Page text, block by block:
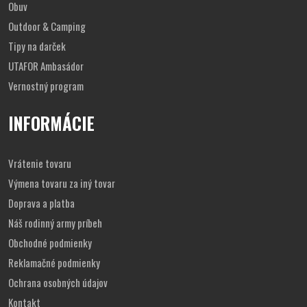
Obuv
Outdoor & Camping
Tipy na darček
UTAFOR Ambasádor
Vernostný program
INFORMÁCIE
Vrátenie tovaru
Výmena tovaru za iný tovar
Doprava a platba
Náš rodinný army príbeh
Obchodné podmienky
Reklamačné podmienky
Ochrana osobných údajov
Kontakt